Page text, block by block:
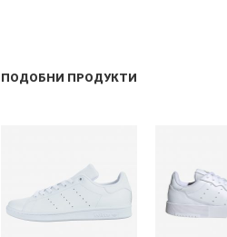
ПОДОБНИ ПРОДУКТИ